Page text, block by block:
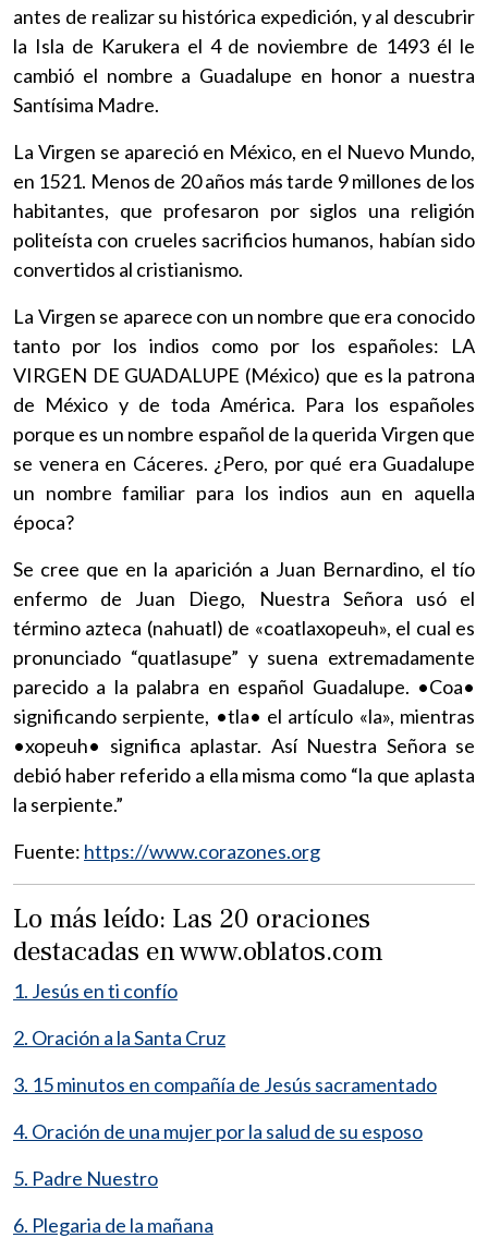
antes de realizar su histórica expedición, y al descubrir
la Isla de Karukera el 4 de noviembre de 1493 él le
cambió el nombre a Guadalupe en honor a nuestra
Santísima Madre.
La Virgen se apareció en México, en el Nuevo Mundo,
en 1521. Menos de 20 años más tarde 9 millones de los
habitantes, que profesaron por siglos una religión
politeísta con crueles sacrificios humanos, habían sido
convertidos al cristianismo.
La Virgen se aparece con un nombre que era conocido
tanto por los indios como por los españoles: LA
VIRGEN DE GUADALUPE (México) que es la patrona
de México y de toda América. Para los españoles
porque es un nombre español de la querida Virgen que
se venera en Cáceres. ¿Pero, por qué era Guadalupe
un nombre familiar para los indios aun en aquella
época?
Se cree que en la aparición a Juan Bernardino, el tío
enfermo de Juan Diego, Nuestra Señora usó el
término azteca (nahuatl) de «coatlaxopeuh», el cual es
pronunciado “quatlasupe” y suena extremadamente
parecido a la palabra en español Guadalupe. •Coa•
significando serpiente, •tla• el artículo «la», mientras
•xopeuh• significa aplastar. Así Nuestra Señora se
debió haber referido a ella misma como “la que aplasta
la serpiente.”
Fuente: https://www.corazones.org
Lo más leído: Las 20 oraciones
destacadas en www.oblatos.com
1. Jesús en ti confío
2. Oración a la Santa Cruz
3. 15 minutos en compañía de Jesús sacramentado
4. Oración de una mujer por la salud de su esposo
5. Padre Nuestro
6. Plegaria de la mañana